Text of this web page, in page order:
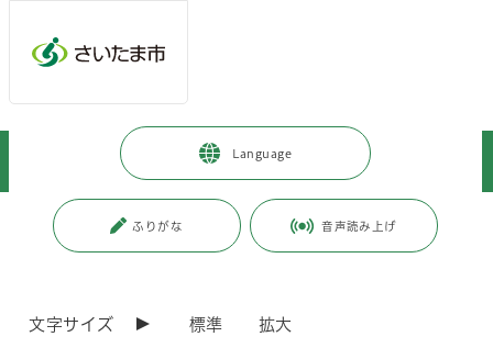
Language
ふりがな 音声読み上げ
文字サイズ 標準 拡大
施設を探す・予約する > 保健・医療施設
ページ番号：J001929